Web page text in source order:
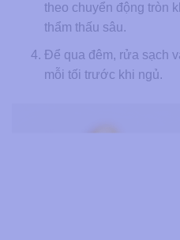
theo chuyển động tròn
thẩm thấu sâu.
Để qua đêm, rửa sạch
mỗi tối trước khi ngủ.